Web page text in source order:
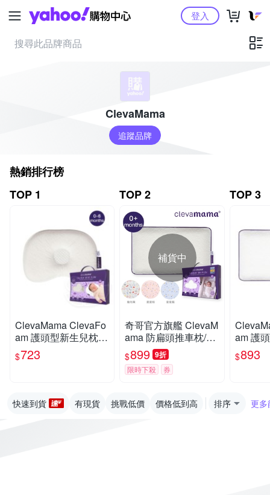
Yahoo購物中心登入
ClevaMama
追蹤品牌
熱銷排行榜
TOP 1
ClevaMama ClevaFo
am 護頭型新生兒枕(0
-6M適用)【佳兒園婦
幼館】
$723
TOP 2
補貨中
奇哥官方旗艦 ClevaM
ama 防扁頭推車枕/萬
用枕+枕套 0個月以上
適用(超值優惠組)
$899 9折
限時下殺 券
TOP 3
am 護頭型嬰兒枕(0-1
2M適
館】
$893
快速到貨 有現貨 挑戰低價 價格低到高 排序 更多